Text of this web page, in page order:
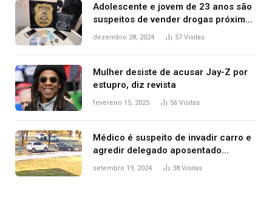
Adolescente e jovem de 23 anos são
suspeitos de vender drogas próximo
de delegacia e escola, diz polícia
dezembro 28, 2024 57 Visitas
Mulher desiste de acusar Jay-Z por
estupro, diz revista
fevereiro 15, 2025 56 Visitas
Médico é suspeito de invadir carro e
agredir delegado aposentado
durante confusão no trânsito
setembro 19, 2024 38 Visitas